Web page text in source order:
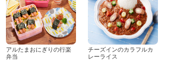
アルたまおにぎりの行楽
弁当
チーズインのカラフルカ
レーライス